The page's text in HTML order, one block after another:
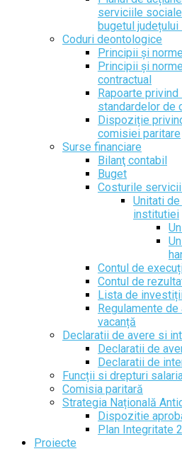
serviciile
bugetul județului
Coduri deontologice
Principii și
Principii și
contractual
Rapoarte
standardelor de
Dispoziție
comisiei paritare
Surse financiare
Bilanţ contabil
Buget
Costurile
Unitati
institutiei
Contul de
Contul de
Lista de
Regulamente
vacanță
Declaratii de avere si
Declaratii de
Declaratii de
Funcții si drepturi
Comisia paritară
Strategia Națională
Dispozitie
Plan Integritate
Proiecte